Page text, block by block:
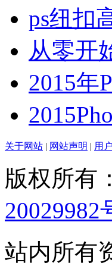
ps纽扣
从零开
2015年
关于网站 | 网站声明 | 用
版权所有：
20029982
站内所有